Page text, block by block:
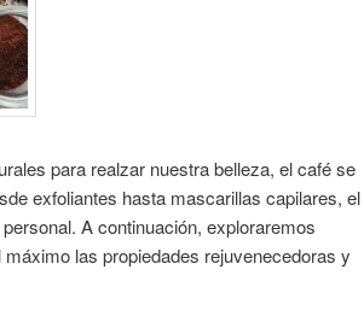
para realzar nuestra belleza, el café se
exfoliantes hasta mascarillas capilares, el
A continuación, exploraremos
las propiedades rejuvenecedoras y